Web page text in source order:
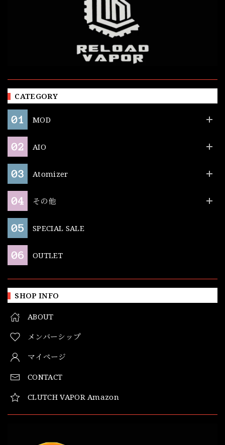
CATEGORY
MOD
AIO
Atomizer
その他
SPECIAL SALE
OUTLET
SHOP INFO
ABOUT
メンバーシップ
マイページ
CONTACT
CLUTCH VAPOR Amazon